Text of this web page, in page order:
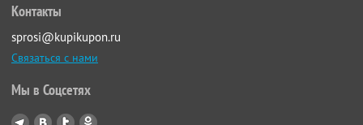
Контакты
sprosi@kupikupon.ru
Связаться с нами
Мы в Соцсетях